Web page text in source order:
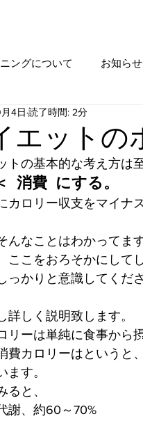
ングについて お知らせ
エットの
4日 読了時間: 2分
トの基本的な考え方は
消費  にする。
カロリー収支をマイナ
んなことはわかってま
ここをおろそかにして
っかりと意識してくだ
詳しく説明致します。
リーは単純に食事から
費カロリーはというと
ます。
ると、
謝、約60～70%